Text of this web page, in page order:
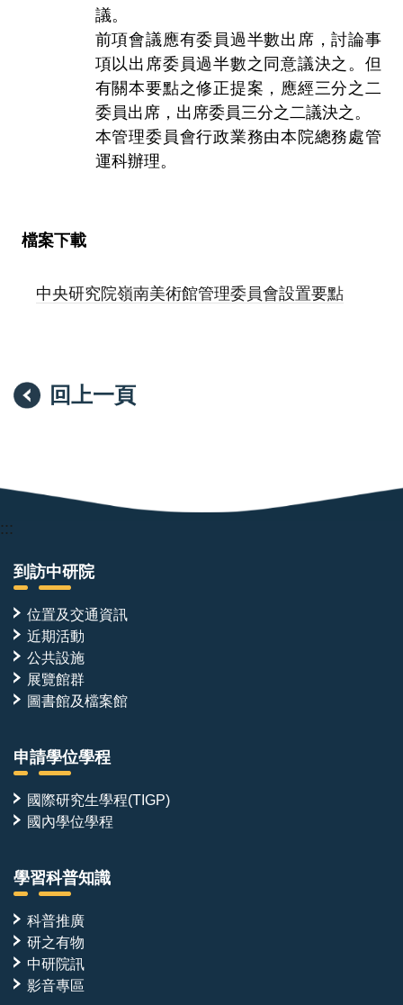
議。
前項會議應有委員過半數出席，討論事
項以出席委員過半數之同意議決之。但
有關本要點之修正提案，應經三分之二
委員出席，出席委員三分之二議決之。
本管理委員會行政業務由本院總務處管
運科辦理。
檔案下載
中央研究院嶺南美術館管理委員會設置要點
回上一頁
:::
到訪中研院
位置及交通資訊
近期活動
公共設施
展覽館群
圖書館及檔案館
申請學位學程
國際研究生學程(TIGP)
國內學位學程
學習科普知識
科普推廣
研之有物
中研院訊
影音專區